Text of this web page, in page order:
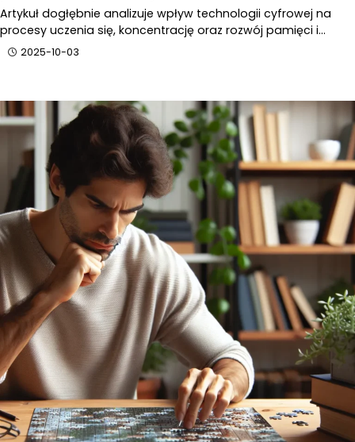
Artykuł dogłębnie analizuje wpływ technologii cyfrowej na
procesy uczenia się, koncentrację oraz rozwój pamięci i…
2025-10-03